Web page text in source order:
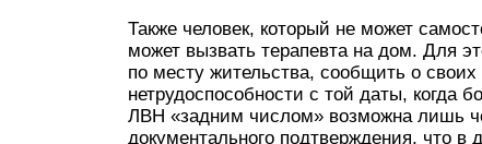
Также человек, который не может
может вызвать терапевта на дом. Для
по месту жительства, сообщить о
нетрудоспособности с той даты, когда
ЛВН «задним числом» возможна лишь
документального подтверждения, что